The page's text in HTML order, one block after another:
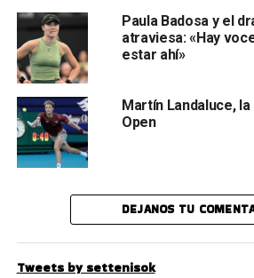
Paula Badosa y el
atraviesa: «Hay
estar ahí»
Martín Landaluce,
Open
DEJANOS TU
Tweets by settenisok